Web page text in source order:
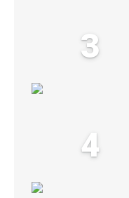
3
4